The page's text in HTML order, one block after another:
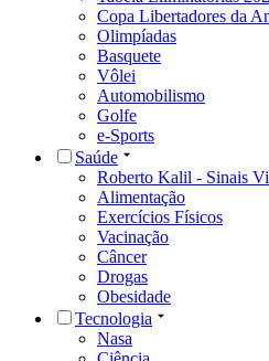
Copa Libertadores da
Olimpíadas
Basquete
Vôlei
Automobilismo
Golfe
e-Sports
Saúde
Roberto Kalil - Sinais
Alimentação
Exercícios Físicos
Vacinação
Câncer
Drogas
Obesidade
Tecnologia
Nasa